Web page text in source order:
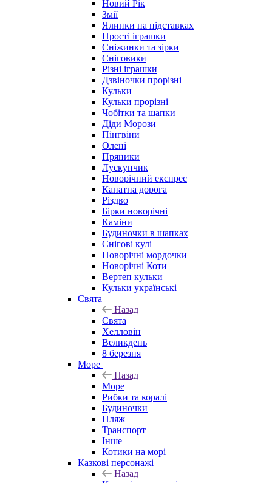
Новий Рік
Змії
Ялинки на підставках
Прості іграшки
Сніжинки та зірки
Сніговики
Різні іграшки
Дзвіночки прорізні
Кульки
Кульки прорізні
Чобітки та шапки
Діди Морози
Пінгвіни
Олені
Пряники
Лускунчик
Новорічний експрес
Канатна дорога
Різдво
Бірки новорічні
Каміни
Будиночки в шапках
Снігові кулі
Новорічні мордочки
Новорічні Коти
Вертеп кульки
Кульки українські
Свята
Назад
Свята
Хелловін
Великдень
8 березня
Море
Назад
Море
Рибки та коралі
Будиночки
Пляж
Транспорт
Інше
Котики на морі
Казкові персонажі
Назад